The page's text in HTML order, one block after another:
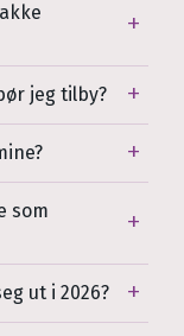
jeg tilby?
som
ut i 2026?